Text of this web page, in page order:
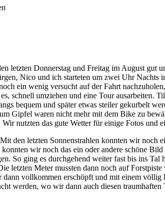
letzten Donnerstag und Freitag im August gut
Nico und ich starteten um zwei Uhr
ein wenig versucht auf der Fahrt
schnell umziehen und eine Tour
bequem und später etwas steiler gekurbelt
Gipfel waren nicht mehr mit dem Bike zu
nutzten das gute Wetter für einige Fotos und
den letzten Sonnenstrahlen konnten wir
wir noch das ein oder andere schöne
So ging es durchgehend weiter fast bis ins
letzten Meter mussten dann noch auf
vollkommen erschöpft und mit einem
werden, wo wir dann auch diesen